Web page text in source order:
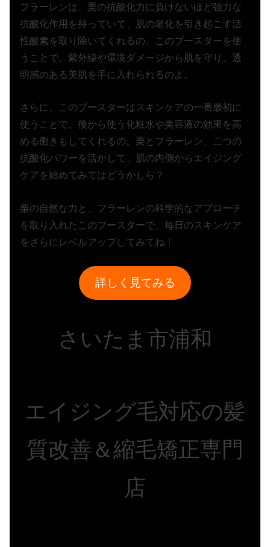
フラーレンは、栗の抗酸化力に負けないほど強力な
抗酸化作用を持っていて、肌の老化を引き起こす活
性酸素を取り除いてくれるの。このブースターを使
うことで、紫外線や環境ダメージから肌を守り、透
明感のある美肌を手に入れられるのよ。
さらに、このブースターはスキンケアの一番最初に
使うことで、後から使う化粧水や美容液の効果を高
める働きもしてくれるの。栗とフラーレン、二つの
抗酸化パワーを活かして、肌の内側からエイジング
ケアを始めてみてはどうかしら？
栗の自然な力と、フラーレンの科学的なアプローチ
を取り入れたこのブースターで、毎日のスキンケア
をさらにレベルアップしてみてね！
詳しく見てみる
さいたま市浦和
エイジング毛対応の髪
質改善＆縮毛矯正専門
店